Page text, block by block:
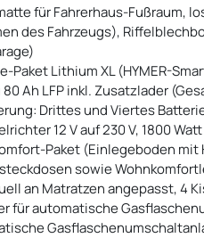
für Fahrerhaus-Fußraum,
des Fahrzeugs),
Paket Lithium XL (HYMER-
Ah LFP inkl. Zusatzlader
Drittes und Viertes
12 V auf 230 V, 1800
Paket (Einlegeboden mit
sowie
an Matratzen angepasst, 4
für automatische